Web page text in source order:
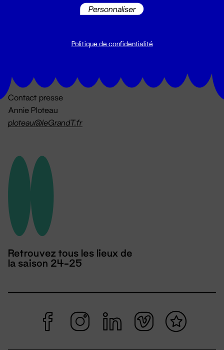
billetterie@leGrandT.fr
Du lundi au vendredi 14h → 18h
Contact presse
Annie Ploteau
ploteau@leGrandT.fr
Retrouvez tous les lieux de
la saison 24-25
Personnaliser
Politique de confidentialité